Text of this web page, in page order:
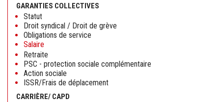
GARANTIES COLLECTIVES
Statut
Droit syndical / Droit de grève
Obligations de service
Salaire
Retraite
PSC - protection sociale complémentaire
Action sociale
ISSR/Frais de déplacement
CARRIÈRE/ CAPD